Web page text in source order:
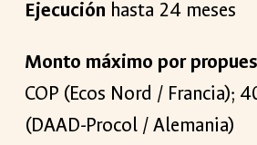
Ejecución hasta 24 meses
Monto máximo por
COP (Ecos Nord / Francia);
(DAAD-Procol / Alemania)